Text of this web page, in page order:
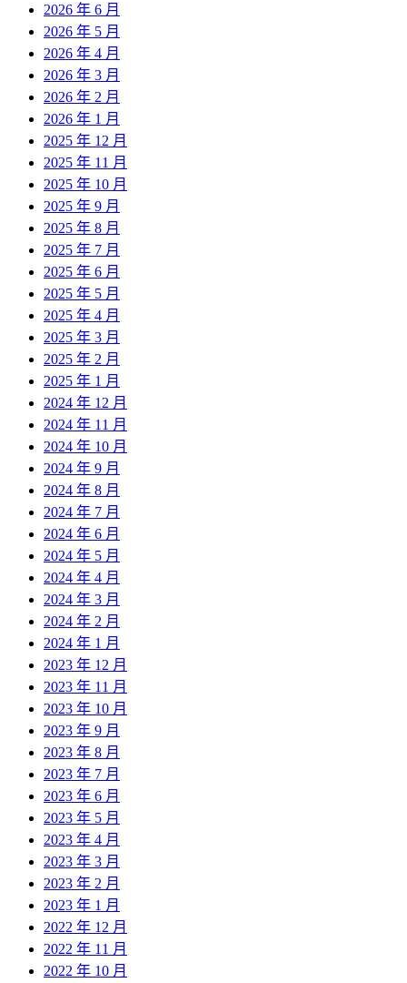
2026 年 6 月
2026 年 5 月
2026 年 4 月
2026 年 3 月
2026 年 2 月
2026 年 1 月
2025 年 12 月
2025 年 11 月
2025 年 10 月
2025 年 9 月
2025 年 8 月
2025 年 7 月
2025 年 6 月
2025 年 5 月
2025 年 4 月
2025 年 3 月
2025 年 2 月
2025 年 1 月
2024 年 12 月
2024 年 11 月
2024 年 10 月
2024 年 9 月
2024 年 8 月
2024 年 7 月
2024 年 6 月
2024 年 5 月
2024 年 4 月
2024 年 3 月
2024 年 2 月
2024 年 1 月
2023 年 12 月
2023 年 11 月
2023 年 10 月
2023 年 9 月
2023 年 8 月
2023 年 7 月
2023 年 6 月
2023 年 5 月
2023 年 4 月
2023 年 3 月
2023 年 2 月
2023 年 1 月
2022 年 12 月
2022 年 11 月
2022 年 10 月